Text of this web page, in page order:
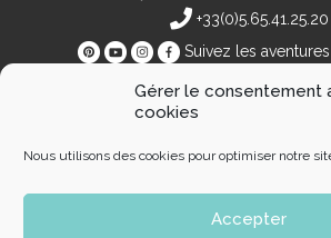
Gérer le consentement
cookies
Nous utilisons des cookies pour optimiser notre
Accepter
+33(0)5.65.41.25.20
Suivez les
#CampingLeReve
Dossier de Presse Brochure Mentions
Grands